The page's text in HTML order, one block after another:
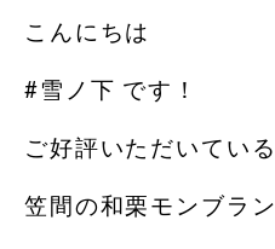
こんにちは
#雪ノ下 です！
ご好評いただいている
笠間の和栗モンブラン